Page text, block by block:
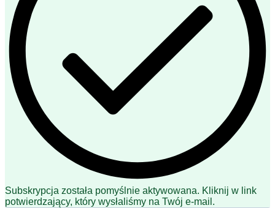
Subskrypcja została pomyślnie aktywowana. Kliknij w link
potwierdzający, który wysłaliśmy na Twój e-mail.